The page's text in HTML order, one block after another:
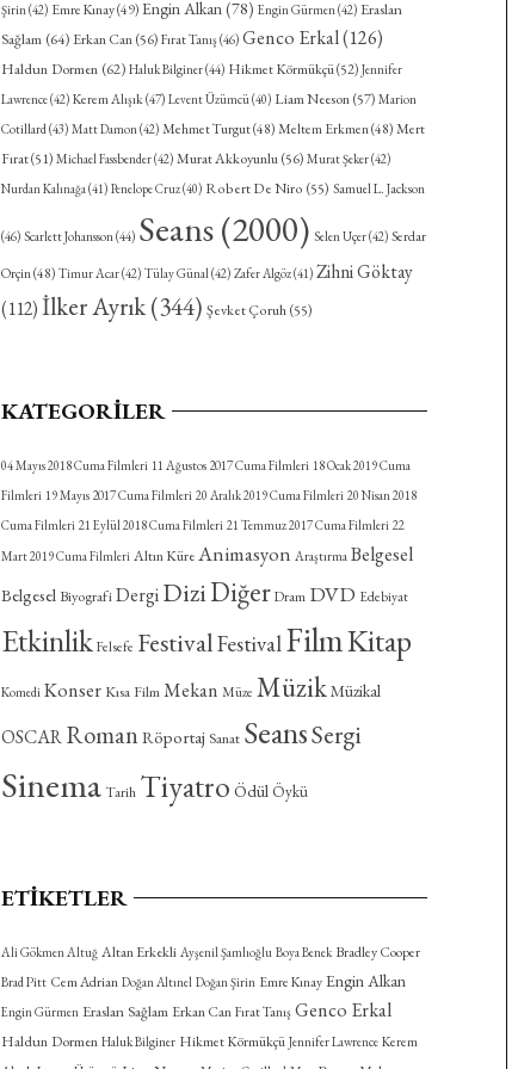
Şirin(42) Emre Kınay(49) Engin Alkan(78) Engin Gürmen(42) Eraslan
Sağlam(64) Erkan Can(56) Fırat Tanış(46) Genco Erkal(126)
Haldun Dormen(62) Haluk Bilginer(44) Hikmet Körmükçü(52) Jennifer
Lawrence(42) Kerem Alışık(47) Levent Üzümcü(40) Liam Neeson(57) Marion
Cotillard(43) Matt Damon(42) Mehmet Turgut(48) Meltem Erkmen(48) Mert
Fırat(51) Michael Fassbender(42) Murat Akkoyunlu(56) Murat Şeker(42)
Nurdan Kalınağa(41) Penelope Cruz(40) Robert De Niro (55) Samuel L. Jackson
(46) Scarlett Johansson(44) Seans(2000) Selen Uçer(42) Serdar
Orçin(48) Timur Acar(42) Tülay Günal(42) Zafer Algöz(41) Zihni Göktay
(112)İlker Ayrık(344) Şevket Çoruh(55)
KATEGORILER
04 Mayıs 2018 Cuma Filmleri 11 Ağustos 2017 Cuma Filmleri 18 Ocak 2019 Cuma
Filmleri 19 Mayıs 2017 Cuma Filmleri 20 Aralık 2019 Cuma Filmleri 20 Nisan 2018
Cuma Filmleri 21 Eylül 2018 Cuma Filmleri 21 Temmuz 2017 Cuma Filmleri 22
Mart 2019 Cuma Filmleri Altın Küre Animasyon Araştırma Belgesel
Belgesel Biyografi Dergi DiziDiğer Dram DVD Edebiyat
Etkinlik Felsefe FestivalFestivalFilmKitap
Komedi Konser Kısa FilmMekan Müze MüzikMüzikal
OSCAR RomanRöportaj Sanat SeansSergi
Sinema Tarih Tiyatro Ödül Öykü
ETIKETLER
Ali Gökmen Altuğ Altan Erkekli Ayşenil Şamlıoğlu Boya Benek Bradley Cooper
Brad Pitt Cem Adrian Doğan Altınel Doğan Şirin Emre Kınay Engin Alkan
Engin Gürmen Eraslan Sağlam Erkan Can Fırat Tanış Genco Erkal
Haldun Dormen Haluk Bilginer Hikmet Körmükçü Jennifer Lawrence Kerem